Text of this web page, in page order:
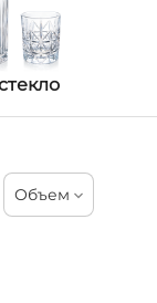
Объем